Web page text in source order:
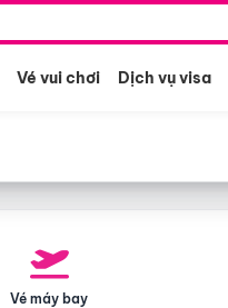
Vé vui chơi Dịch vụ visa
Vé máy bay